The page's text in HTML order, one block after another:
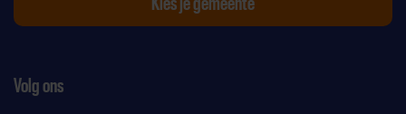
Volg ons